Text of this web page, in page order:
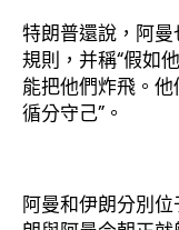
特朗普還說，阿
規則，并稱“假如
能把他們炸飛。
循分守己”。
阿曼和伊朗分別